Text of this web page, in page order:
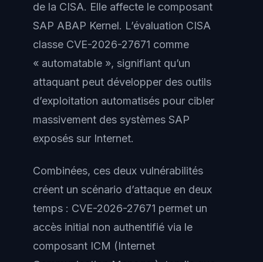
de la CISA. Elle affecte le composant
SAP ABAP Kernel. L’évaluation CISA
classe CVE-2026-27671 comme
« automatable », signifiant qu’un
attaquant peut développer des outils
d’exploitation automatisés pour cibler
massivement des systèmes SAP
exposés sur Internet.
Combinées, ces deux vulnérabilités
créent un scénario d’attaque en deux
temps : CVE-2026-27671 permet un
accès initial non authentifié via le
composant ICM (Internet